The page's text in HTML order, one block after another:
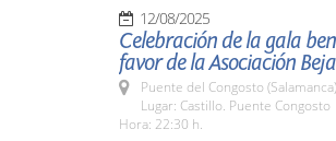
12/08/2025
Celebración de la gala
favor de la Asociación
Puente del Congosto (Salamanca)
Lugar: Castillo. Puente Congosto
Hora: 22:30 h.